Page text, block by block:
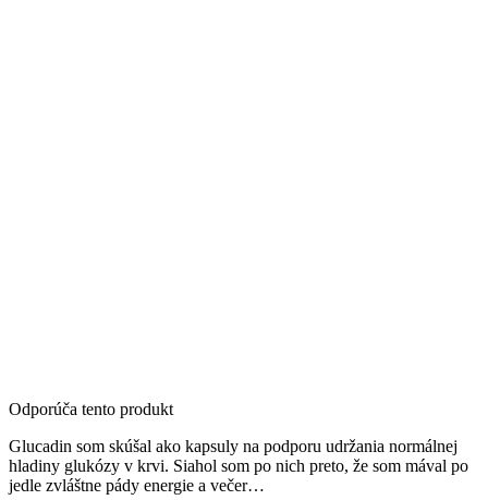
Odporúča tento produkt
Glucadin som skúšal ako kapsuly na podporu udržania normálnej
hladiny glukózy v krvi. Siahol som po nich preto, že som mával po
jedle zvláštne pády energie a večer…